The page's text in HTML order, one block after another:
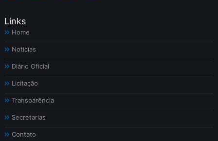
Links
Home
Notícias
Diário Oficial
Licitação
Transparência
Secretarias
Contato